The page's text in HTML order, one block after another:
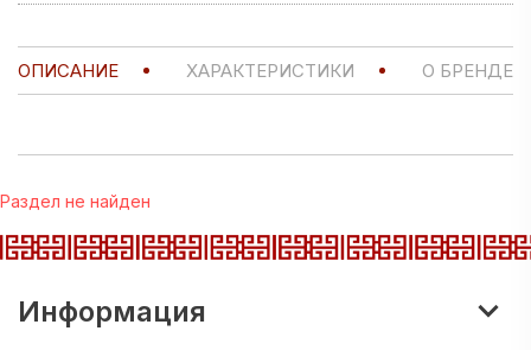
ОПИСАНИЕ ХАРАКТЕРИСТИКИ О БРЕНДЕ
Раздел не найден
Информация